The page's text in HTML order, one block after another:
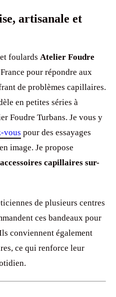
artisanale et
foulards Atelier Foudre
pour répondre aux
de problèmes capillaires.
en petites séries à
Foudre Turbans. Je vous y
vous pour des essayages
image. Je propose
capillaires sur-
de plusieurs centres
ces bandeaux pour
conviennent également
ce qui renforce leur